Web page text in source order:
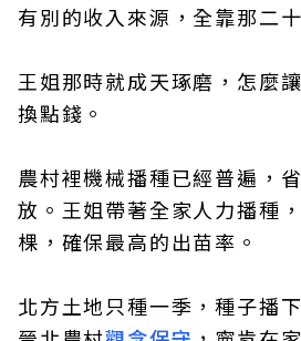
有別的收入來源，全靠那二
王姐那時就成天琢磨，怎麼
換點錢。
農村裡機械播種已經普遍，
放。王姐帶著全家人力播種
棵，確保最高的出苗率。
北方土地只種一季，種子播